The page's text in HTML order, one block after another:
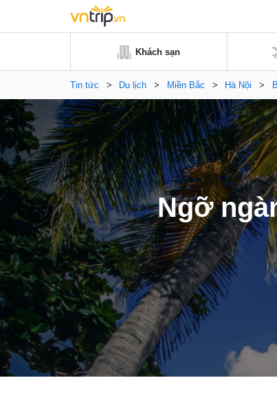
Khách sạn
Tin tức > Du lịch > Miền Bắc > Hà Nội >
Ngỡ